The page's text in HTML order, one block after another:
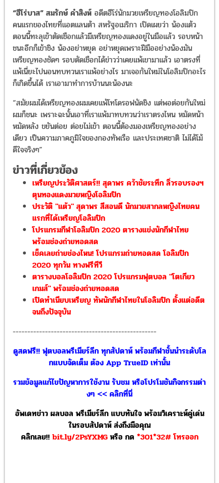
“ฮีโร่บาส” สมรักษ์ คำสิงห์ อดีตฮีโร่นักมวยเหรียญทองโอลิมปิก
คนแรกของไทยที่แอตแลนต้า สหรัฐอเมริกา เปิดเผยว่า น้องแต้ว
ตอนนี้ทะลุเข้าตัดเชือกแล้วมีเหรียญทองแดงอยู่ในมือแล้ว รอบหน้า
ชนะอีกก็เข้าชิง น้องอย่าหยุด อย่าหยุดเพราะฝีมืออย่างน้องมัน
เหรียญทองชัดๆ รอบตัดเชือกได้ข่าวว่าเคยแพ้เขามาแล้ว เอาตรงที่
แพ้เนี่ยะไปนอนทบทวนเราแพ้อย่างไร มาเจอกันใหม่ในโอลิมปิกอะไร
ก็เกิดขึ้นได้ เราเอามาทำการบ้านนะน้องนะ
“สมัยผมได้เหรียญทองผมเคยแพ้โทโดรอฟนัดชิง แต่พอต่อยกันใหม่
ผมก็ชนะ เพราะฉะนั้นเอาที่เราแพ้มาทบทวนว่าเราตรงไหน หมัดหน้า
หมัดหลัง ขยันต่อย ต่อยไม่เข้า ตอนนี้ต้องมองเหรียญทองอย่าง
เดียว เป็นความภาคภูมิใจของกองทัพเรือ และประเทศชาติ ไม่ได้โม้
ดีใจจริงๆ”
ข่าวที่เกี่ยวข้อง
เหรียญประวัติศาสตร์!! สุดาพร คว้าชัยระทึก ลิ่วรอบรองฯ
ตุนทองแดงมวยหญิงโอลิมปิก
ประวัติ "แต้ว" สุดาพร สีสอนดี นักมวยสากลหญิงไทยคน
แรกที่ได้เหรียญโอลิมปิก
โปรแกรมกีฬาโอลิมปิก 2020 ตารางแข่งนักกีฬาไทย
พร้อมช่องถ่ายทอดสด
เช็คเลยถ่ายช่องไหน! โปรแกรมถ่ายทอดสด โอลิมปิก
2020 ทุกวัน ทางฟรีทีวี
ตารางบอลโอลิมปิก 2020 โปรแกรมฟุตบอล "โตเกียว
เกมส์" พร้อมช่องถ่ายทอดสด
เปิดทำเนียบเหรียญ ทัพนักกีฬาไทยในโอลิมปิก ตั้งแต่อดีต
จนถึงปัจจุบัน
-------------------------------------------------
ดูสดฟรี!! ฟุตบอลพรีเมียร์ลีก ทุกสัปดาห์ พร้อมกีฬาชั้นนำระดับโล
กแบบจัดเต็ม ต้อง App TrueID เท่านั้น
รวมข้อมูลแก้ไขปัญหาการใช้งาน รับชม หรือโปรโมชันกิจกรรมต่า
งๆ << คลิกที่นี่
อัพเดทข่าว ผลบอล พรีเมียร์ลีก แบบทันใจ พร้อมวิเคราะห์คู่เด่น
ในรอบสัปดาห์ ส่งถึงมือคุณ
คลิกเลย!! bit.ly/2PsYXMG หรือ กด *301*32# โทรออก